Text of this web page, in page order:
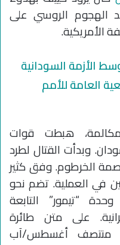
الهجوم الروسي على
الأزمة السودانية
العامة للأمم
هبطت قوات
وبدأت القتال لطرد
الخرطوم. وفق كثير
في العملية. تضم نحو
“تيمور” التابعة
على متن طائرة
منتصف أغسطس/آب